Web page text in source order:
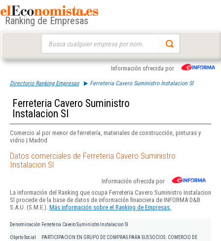
Ranking de Empresas
Información ofrecida por
Directorio Ranking Empresas Ferreteria Cavero Suministro Instalacion Sl
Ferreteria Cavero Suministro
Instalacion Sl
Comercio al por menor de ferretería, materiales de construcción, pinturas y
vidrio | Madrid
Datos comerciales de Ferreteria Cavero Suministro
Instalacion Sl
Información ofrecida por
La información del Ranking que ocupa Ferreteria Cavero Suministro Instalacion
Sl procede de la base de datos de información financiera de INFORMA D&B
S.A.U. (S.M.E.). Más información sobre el Ranking de Empresas.
Denominación Ferreteria Cavero Suministro Instalacion Sl
Objeto Social
PARTICIPACION EN GRUPO DE COMPRAS PARA SUS SOCIOS. COMERCIO DE